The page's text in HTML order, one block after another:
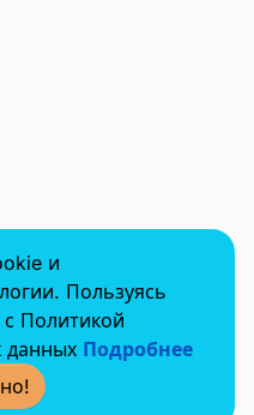
права защищены.
и
Пользуясь
Политикой
данных Подробнее